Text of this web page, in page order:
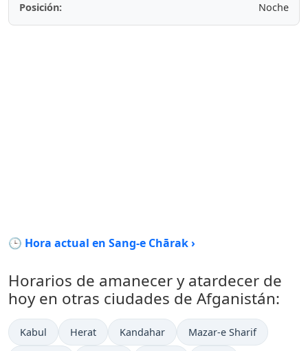
Posición:
Noche
🕒 Hora actual en Sang-e Chārak ›
Horarios de amanecer y atardecer de
hoy en otras ciudades de Afganistán:
Kabul Herat Kandahar Mazar-e Sharif